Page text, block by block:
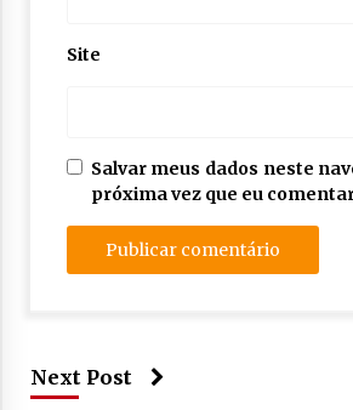
Site
Salvar meus dados neste
próxima vez que eu
Next Post